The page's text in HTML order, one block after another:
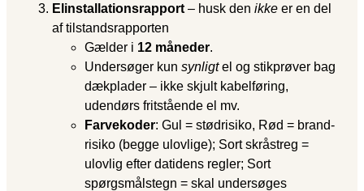
Elinstallationsrapport – husk den ikke er en del
af tilstandsrapporten
Gælder i 12 måneder.
Undersøger kun synligtel og stikprøver bag
dækplader – ikke skjult kabelføring,
udendørs fritstående el mv.
Farvekoder: Gul = stød­risiko, Rød = brand­
risiko (begge ulovlige); Sort skråstreg =
ulovlig efter datidens regler; Sort
spørgsmålstegn = skal undersøges